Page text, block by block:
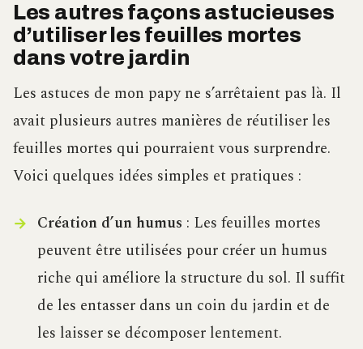
Les autres façons astucieuses
d’utiliser les feuilles mortes
dans votre jardin
Les astuces de mon papy ne s’arrêtaient pas là. Il
avait plusieurs autres manières de réutiliser les
feuilles mortes qui pourraient vous surprendre.
Voici quelques idées simples et pratiques :
Création d’un humus : Les feuilles mortes
peuvent être utilisées pour créer un humus
riche qui améliore la structure du sol. Il suffit
de les entasser dans un coin du jardin et de
les laisser se décomposer lentement.